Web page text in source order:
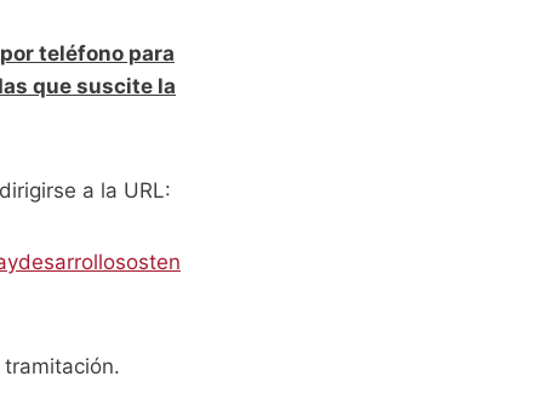
teléfono para
que suscite la
a la URL: